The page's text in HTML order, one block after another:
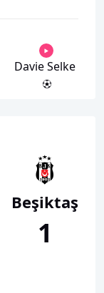
Davie Selke
Beşiktaş
1